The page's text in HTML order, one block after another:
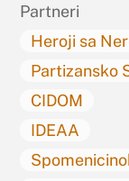
Partneri
Heroji sa
Partizansko
CIDOM
IDEAA